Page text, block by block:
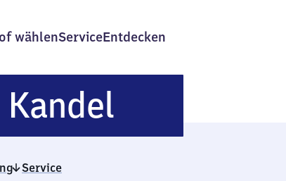
wählenServiceEntdecken
Kandel
Service